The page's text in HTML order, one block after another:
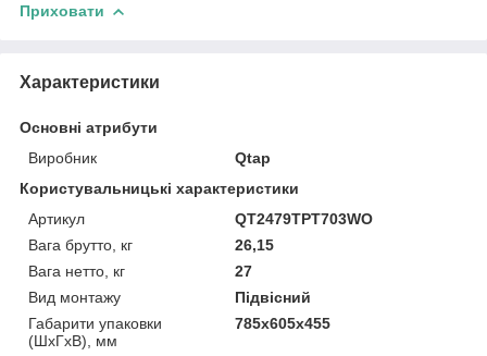
Приховати
Характеристики
Основні атрибути
Виробник
Qtap
Користувальницькі характеристики
Артикул
QT2479TPT703WO
Вага брутто, кг
26,15
Вага нетто, кг
27
Вид монтажу
Підвісний
Габарити упаковки
(ШхГхВ), мм
785х605х455